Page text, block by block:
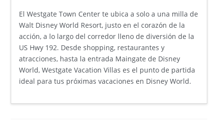
El Westgate Town Center te ubica a solo a una milla de
Walt Disney World Resort, justo en el corazón de la
acción, a lo largo del corredor lleno de diversión de la
US Hwy 192. Desde shopping, restaurantes y
atracciones, hasta la entrada Maingate de Disney
World, Westgate Vacation Villas es el punto de partida
ideal para tus próximas vacaciones en Disney World.